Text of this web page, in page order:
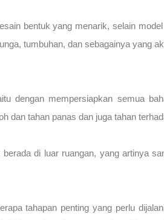
bentuk yang menarik, selain
tumbuhan, dan sebagainya yang
dengan mempersiapkan semua
dan tahan panas dan juga tahan
di luar ruangan, yang artinya
tahapan penting yang perlu